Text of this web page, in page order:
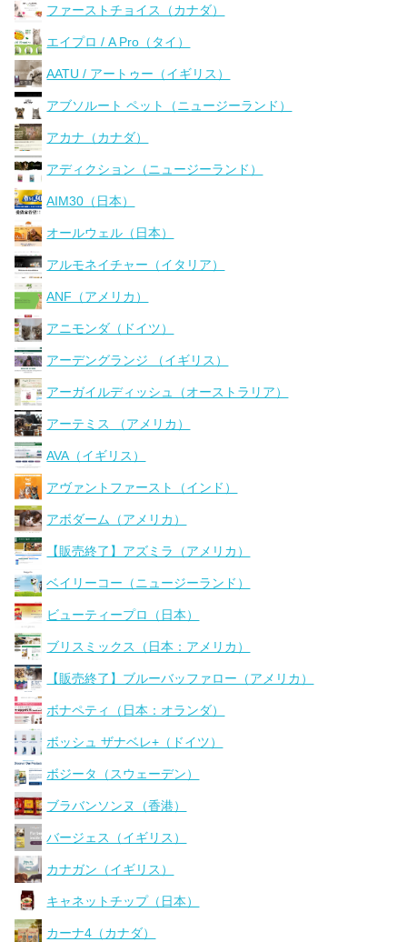
ファーストチョイス（カナダ）
エイプロ / A Pro（タイ）
AATU / アートゥー（イギリス）
アブソルート ペット（ニュージーランド）
アカナ（カナダ）
アディクション（ニュージーランド）
AIM30（日本）
オールウェル（日本）
アルモネイチャー（イタリア）
ANF（アメリカ）
アニモンダ（ドイツ）
アーデングランジ （イギリス）
アーガイルディッシュ（オーストラリア）
アーテミス （アメリカ）
AVA（イギリス）
アヴァントファースト（インド）
アボダーム（アメリカ）
【販売終了】アズミラ（アメリカ）
ベイリーコー（ニュージーランド）
ビューティープロ（日本）
ブリスミックス（日本：アメリカ）
【販売終了】ブルーバッファロー（アメリカ）
ボナペティ（日本：オランダ）
ボッシュ ザナベレ+（ドイツ）
ボジータ（スウェーデン）
ブラバンソンヌ（香港）
バージェス（イギリス）
カナガン（イギリス）
キャネットチップ（日本）
カーナ4（カナダ）